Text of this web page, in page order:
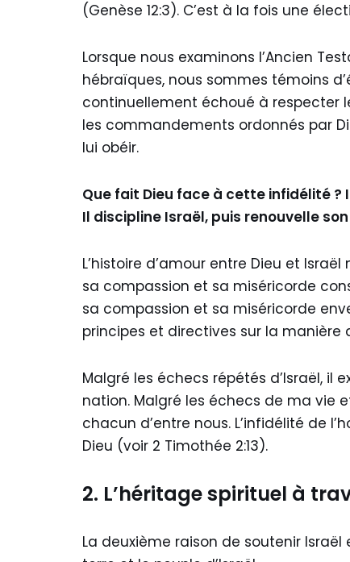
(Genèse 12:3). C’est à la fois une
Lorsque nous examinons l’Ancien
hébraïques, nous sommes témoins
continuellement échoué à respecter
les commandements ordonnés par
lui obéir.
Que fait Dieu face à cette infidélité ?
Il discipline Israël, puis renouvelle
L’histoire d’amour entre Dieu et
sa compassion et sa miséricorde
sa compassion et sa miséricorde
principes et directives sur la manière
Malgré les échecs répétés d’Israël,
nation. Malgré les échecs de ma vie
chacun d’entre nous. L’infidélité de
Dieu (voir 2 Timothée 2:13).
2. L’héritage spirituel à
La deuxième raison de soutenir